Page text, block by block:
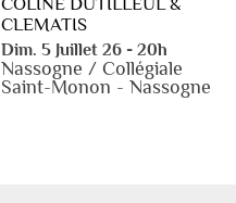
CLEMATIS
Dim. 5 Juillet 26 - 20h
Nassogne / Collégiale
Saint-Monon - Nassogne